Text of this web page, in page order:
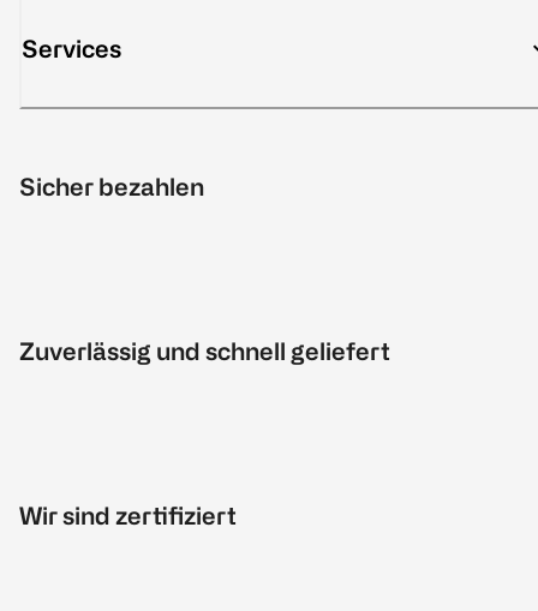
Services
Sicher bezahlen
Zuverlässig und schnell geliefert
Wir sind zertifiziert